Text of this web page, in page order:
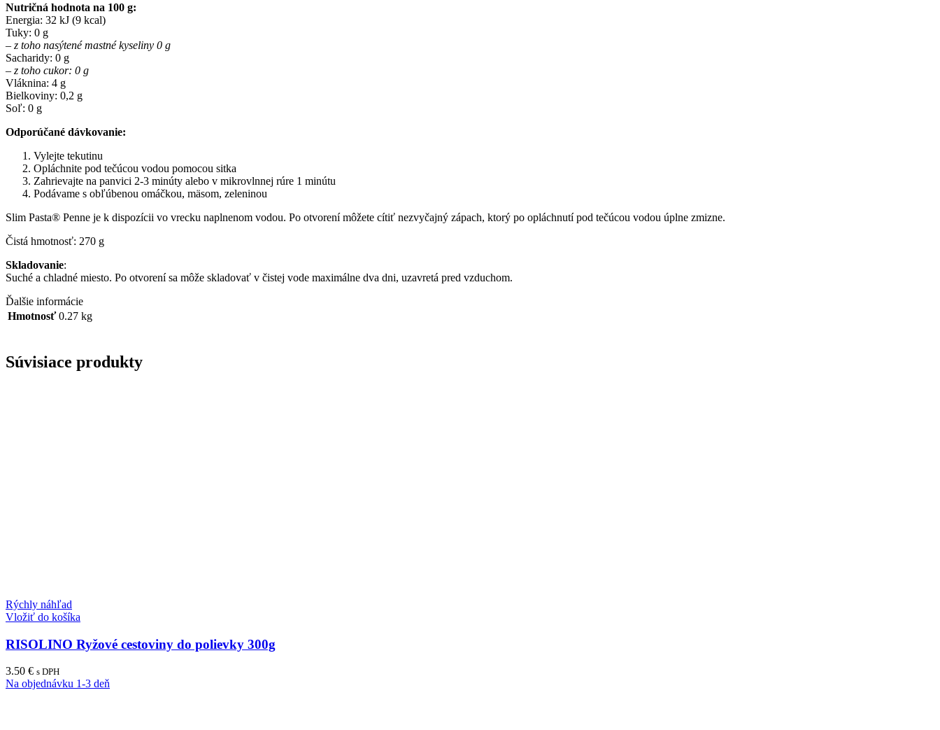
Nutričná hodnota na 100 g:
Energia: 32 kJ (9 kcal)
Tuky: 0 g
– z toho nasýtené mastné kyseliny 0 g
Sacharidy: 0 g
– z toho cukor: 0 g
Vláknina: 4 g
Bielkoviny: 0,2 g
Soľ: 0 g
Odporúčané dávkovanie:
Vylejte tekutinu
Opláchnite pod tečúcou vodou pomocou sitka
Zahrievajte na panvici 2-3 minúty alebo v mikrovlnnej rúre 1 minútu
Podávame s obľúbenou omáčkou, mäsom, zeleninou
Slim Pasta® Penne je k dispozícii vo vrecku naplnenom vodou. Po otvorení môžete cítiť nezvyčajný zápach, ktorý po opláchnutí pod tečúcou vodou úplne zmizne.
Čistá hmotnosť: 270 g
Skladovanie:
Suché a chladné miesto. Po otvorení sa môže skladovať v čistej vode maximálne dva dni, uzavretá pred vzduchom.
Ďalšie informácie
Hmotnosť 0.27 kg
Súvisiace produkty
Rýchly náhľad
Vložiť do košíka
RISOLINO Ryžové cestoviny do polievky 300g
3.50 € s DPH
Na objednávku 1-3 deň